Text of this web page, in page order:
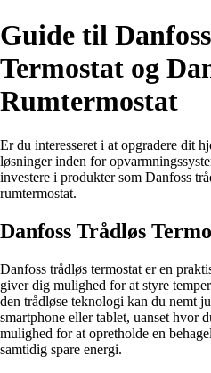
Guide til
Termostat og
Rumtermostat
Er du interesseret i at opgradere dit
løsninger inden for
investere i produkter som Danfoss
rumtermostat.
Danfoss Trådløs
Danfoss trådløs termostat er en
giver dig mulighed for at styre
den trådløse teknologi kan du nemt
smartphone eller tablet, uanset hvor
mulighed for at opretholde en
samtidig spare energi.